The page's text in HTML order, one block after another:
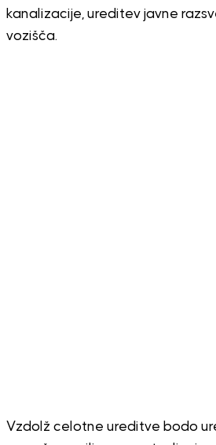
kanalizacije, ureditev javne
vozišča.
Vzdolž celotne ureditve bodo